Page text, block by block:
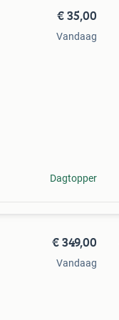
€ 35,00
Vandaag
Dagtopper
€ 349,00
Vandaag